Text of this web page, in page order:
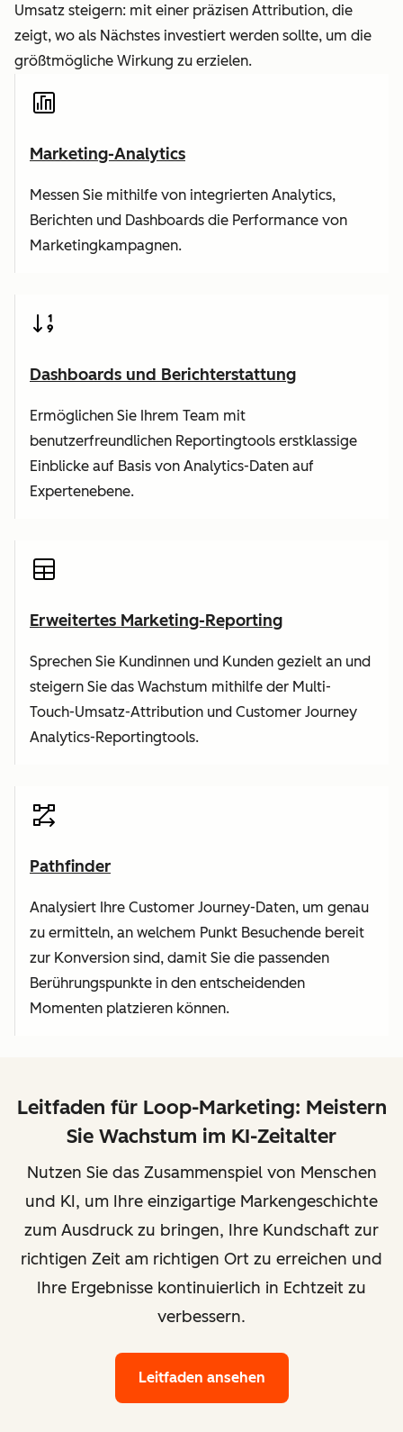
Umsatz steigern: mit einer präzisen Attribution, die
zeigt, wo als Nächstes investiert werden sollte, um die
größtmögliche Wirkung zu erzielen.
Marketing-Analytics
Messen Sie mithilfe von integrierten Analytics,
Berichten und Dashboards die Performance von
Marketingkampagnen.
Dashboards und Berichterstattung
Ermöglichen Sie Ihrem Team mit
benutzerfreundlichen Reportingtools erstklassige
Einblicke auf Basis von Analytics-Daten auf
Expertenebene.
Erweitertes Marketing-Reporting
Sprechen Sie Kundinnen und Kunden gezielt an und
steigern Sie das Wachstum mithilfe der Multi-
Touch-Umsatz-Attribution und Customer Journey
Analytics-Reportingtools.
Pathfinder
Analysiert Ihre Customer Journey-Daten, um genau
zu ermitteln, an welchem Punkt Besuchende bereit
zur Konversion sind, damit Sie die passenden
Berührungspunkte in den entscheidenden
Momenten platzieren können.
Leitfaden für Loop-Marketing: Meistern
Sie Wachstum im KI-Zeitalter
Nutzen Sie das Zusammenspiel von Menschen
und KI, um Ihre einzigartige Markengeschichte
zum Ausdruck zu bringen, Ihre Kundschaft zur
richtigen Zeit am richtigen Ort zu erreichen und
Ihre Ergebnisse kontinuierlich in Echtzeit zu
verbessern.
Leitfaden ansehen